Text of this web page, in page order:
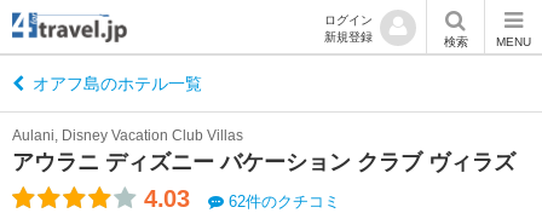
ログイン
新規登録
検索 MENU
オアフ島のホテル一覧
アウラニ ディズニー バケーション クラブ ヴィラズ
Aulani, Disney Vacation Club Villas
4.03 62件のクチコミ